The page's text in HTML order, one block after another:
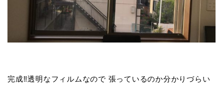
完成‼️透明なフィルムなので 張っているのか分かりづらい